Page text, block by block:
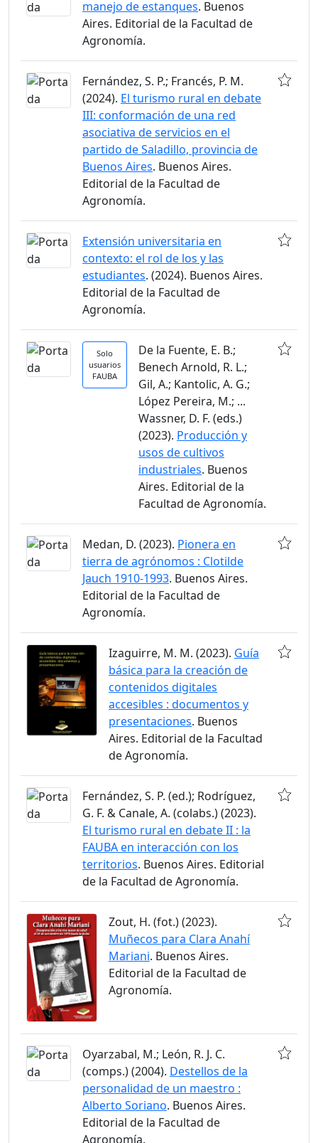
manejo de estanques. Buenos
Aires. Editorial de la Facultad de
Agronomía.
Fernández, S. P.; Francés, P. M.
(2024). El turismo rural en debate
III: conformación de una red
asociativa de servicios en el
partido de Saladillo, provincia de
Buenos Aires. Buenos Aires.
Editorial de la Facultad de
Agronomía.
Extensión universitaria en
contexto: el rol de los y las
estudiantes. (2024). Buenos Aires.
Editorial de la Facultad de
Agronomía.
Solo
usuarios
FAUBA
De la Fuente, E. B.;
Benech Arnold, R. L.;
Gil, A.; Kantolic, A. G.;
López Pereira, M.; ...
Wassner, D. F. (eds.)
(2023). Producción y
usos de cultivos
industriales. Buenos
Aires. Editorial de la
Facultad de Agronomía.
Medan, D. (2023). Pionera en
tierra de agrónomos : Clotilde
Jauch 1910-1993. Buenos Aires.
Editorial de la Facultad de
Agronomía.
Izaguirre, M. M. (2023). Guía
básica para la creación de
contenidos digitales
accesibles : documentos y
presentaciones. Buenos
Aires. Editorial de la Facultad
de Agronomía.
Fernández, S. P. (ed.); Rodríguez,
G. F. & Canale, A. (colabs.) (2023).
El turismo rural en debate II : la
FAUBA en interacción con los
territorios. Buenos Aires. Editorial
de la Facultad de Agronomía.
Zout, H. (fot.) (2023).
Muñecos para Clara Anahí
Mariani. Buenos Aires.
Editorial de la Facultad de
Agronomía.
Oyarzabal, M.; León, R. J. C.
(comps.) (2004). Destellos de la
personalidad de un maestro :
Alberto Soriano. Buenos Aires.
Editorial de la Facultad de
Agronomía.